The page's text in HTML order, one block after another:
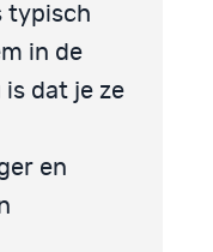
typisch
in de
dat je ze
en